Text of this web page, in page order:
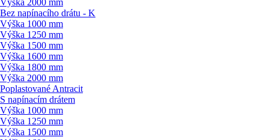
Výška 2000 mm
Bez napínacího drátu - K
Výška 1000 mm
Výška 1250 mm
Výška 1500 mm
Výška 1600 mm
Výška 1800 mm
Výška 2000 mm
Poplastované Antracit
S napínacím drátem
Výška 1000 mm
Výška 1250 mm
Výška 1500 mm